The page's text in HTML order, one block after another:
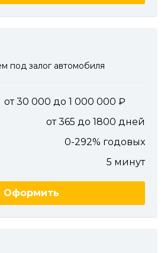
под залог автомобиля
от 30 000 до 1 000 000
от 365 до 1800 дней
0-292% годовых
5 минут
Оформить